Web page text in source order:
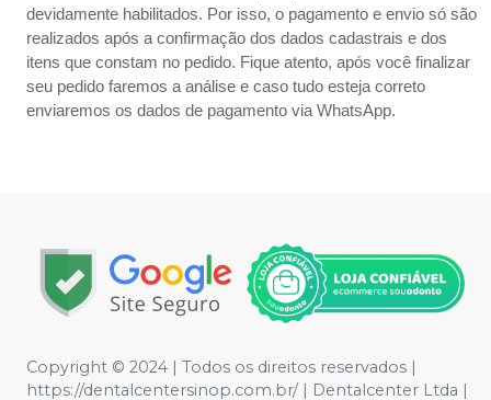
devidamente habilitados. Por isso, o pagamento e envio só são
realizados após a confirmação dos dados cadastrais e dos
itens que constam no pedido. Fique atento, após você finalizar
seu pedido faremos a análise e caso tudo esteja correto
enviaremos os dados de pagamento via WhatsApp.
Copyright © 2024 | Todos os direitos reservados |
https://dentalcentersinop.com.br/ | Dentalcenter Ltda |